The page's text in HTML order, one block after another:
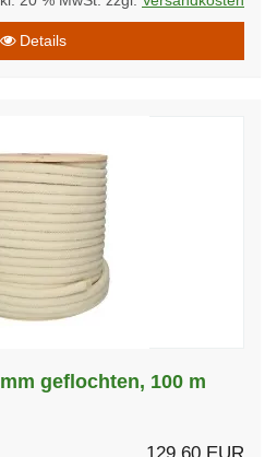
Details
geflochten, 100 m